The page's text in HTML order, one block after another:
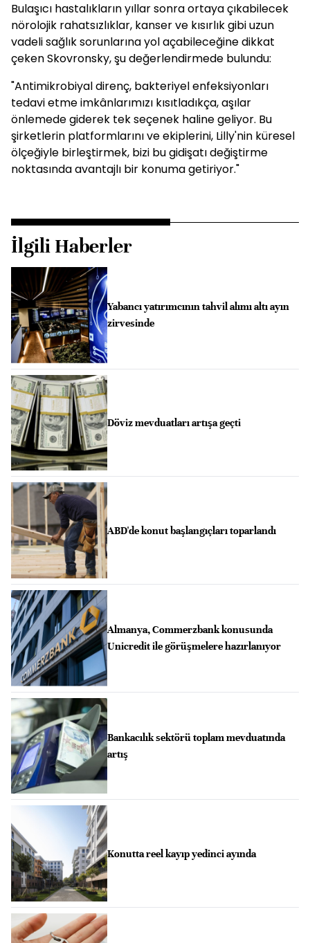
Bulaşıcı hastalıkların yıllar sonra ortaya çıkabilecek
nörolojik rahatsızlıklar, kanser ve kısırlık gibi uzun
vadeli sağlık sorunlarına yol açabileceğine dikkat
çeken Skovronsky, şu değerlendirmede bulundu:
"Antimikrobiyal direnç, bakteriyel enfeksiyonları
tedavi etme imkânlarımızı kısıtladıkça, aşılar
önlemede giderek tek seçenek haline geliyor. Bu
şirketlerin platformlarını ve ekiplerini, Lilly'nin küresel
ölçeğiyle birleştirmek, bizi bu gidişatı değiştirme
noktasında avantajlı bir konuma getiriyor."
İlgili Haberler
Yabancı yatırımcının tahvil alımı altı ayın
zirvesinde
Döviz mevduatları artışa geçti
ABD'de konut başlangıçları toparlandı
Almanya, Commerzbank konusunda
Unicredit ile görüşmelere hazırlanıyor
Bankacılık sektörü toplam mevduatında
artış
Konutta reel kayıp yedinci ayında